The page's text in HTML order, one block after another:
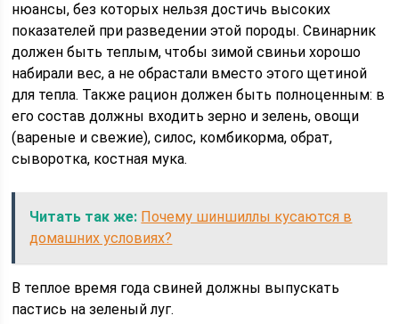
нюансы, без которых нельзя достичь высоких
показателей при разведении этой породы. Свинарник
должен быть теплым, чтобы зимой свиньи хорошо
набирали вес, а не обрастали вместо этого щетиной
для тепла. Также рацион должен быть полноценным: в
его состав должны входить зерно и зелень, овощи
(вареные и свежие), силос, комбикорма, обрат,
сыворотка, костная мука.
Читать так же: Почему шиншиллы кусаются в
домашних условиях?
В теплое время года свиней должны выпускать
пастись на зеленый луг.